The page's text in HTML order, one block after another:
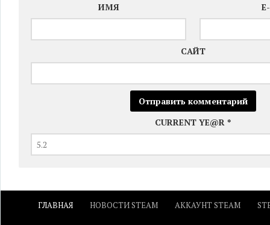
ИМЯ
САЙТ
CURRENT YE@R *
ГЛАВНАЯ НОВОСТИ STEAM АККАУНТ STEAM